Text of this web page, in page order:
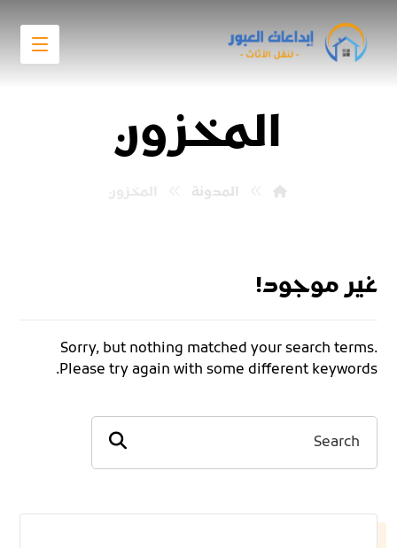
المخزون
المدونة
غير موجود!
Sorry, but nothing matched your search terms.
Please try again with some different keywords.